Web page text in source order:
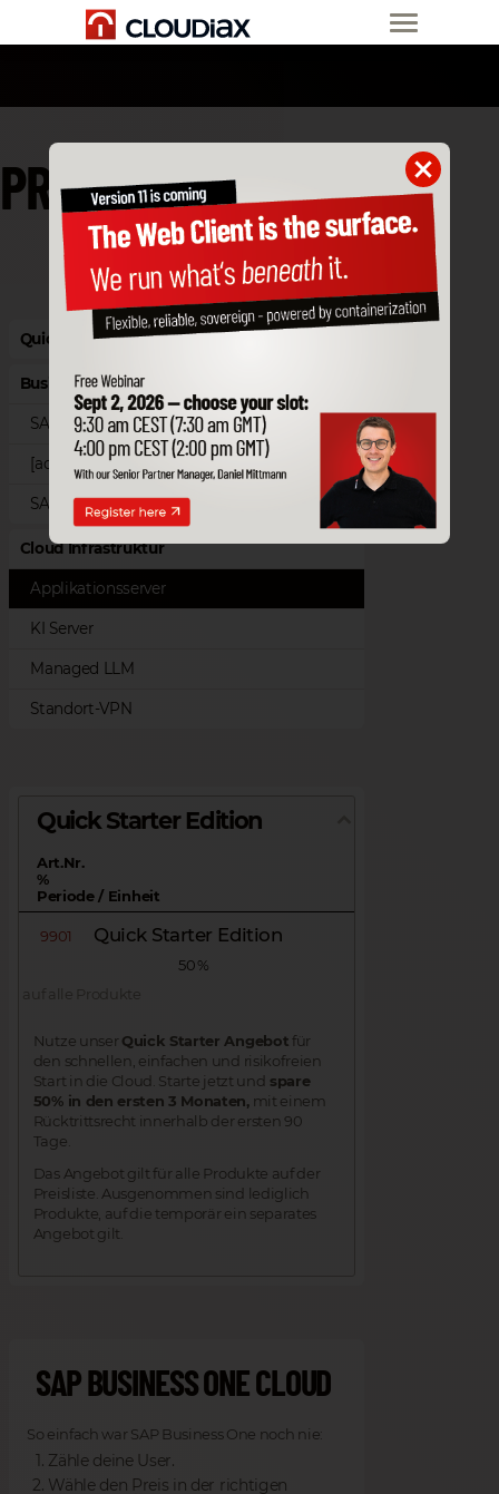
PREISLISTE
Quick Starter Edition
Business Cloud
SAP Business One Cloud
[accantum]
SAP Customer Checkout
Cloud Infrastruktur
Applikationsserver
KI Server
Managed LLM
Standort-VPN
Quick Starter Edition
Art.Nr.
%
Periode / Einheit
9901 Quick Starter Edition
50 %
auf alle Produkte
Nutze unser Quick Starter Angebotfür
den schnellen, einfachen und risikofreien
Start in die Cloud. Starte jetzt und spare
50% in den ersten 3 Monaten,mit einem
Rücktrittsrecht innerhalb der ersten 90
Tage.
Das Angebot gilt für alle Produkte auf der
Preisliste. Ausgenommen sind lediglich
Produkte, auf die temporär ein separates
Angebot gilt.
SAP BUSINESS ONE CLOUD
So einfach war SAP Business One noch nie:
Zähle deine User.
Wähle den Preis in der richtigen